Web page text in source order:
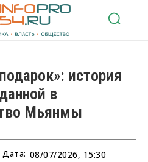
история
в
Мьянмы
Дата: 08/07/2026, 15:30